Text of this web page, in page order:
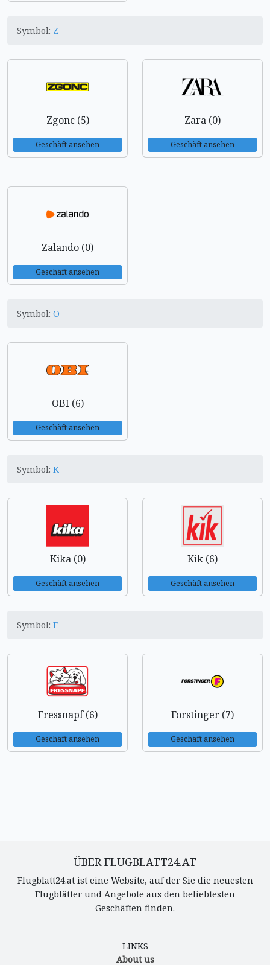
Symbol: Z
Zgonc (5)
Geschäft ansehen
Zara (0)
Geschäft ansehen
Zalando (0)
Geschäft ansehen
Symbol: O
OBI (6)
Geschäft ansehen
Symbol: K
Kika (0)
Geschäft ansehen
Kik (6)
Geschäft ansehen
Symbol: F
Fressnapf (6)
Geschäft ansehen
Forstinger (7)
Geschäft ansehen
ÜBER FLUGBLATT24.AT
Flugblatt24.at ist eine Website, auf der Sie die neuesten
Flugblätter und Angebote aus den beliebtesten
Geschäften finden.
LINKS
About us